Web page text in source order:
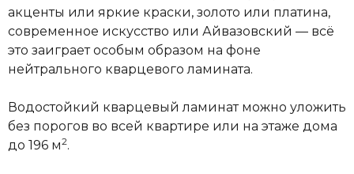
акценты или яркие краски, золото или платина,
современное искусство или Айвазовский — всё
это заиграет особым образом на фоне
нейтрального кварцевого ламината.
Водостойкий кварцевый ламинат можно уложить
без порогов во всей квартире или на этаже дома
до 196 м2.